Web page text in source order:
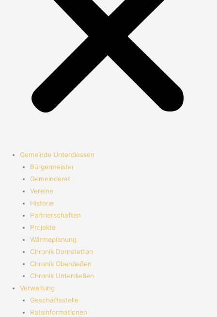
Gemeinde Unterdiessen
Bürgermeister
Gemeinderat
Vereine
Historie
Partnerschaften
Projekte
Wärmeplanung
Chronik Dornstetten
Chronik Oberdießen
Chronik Unterdießen
Verwaltung
Geschäftsstelle
Ratsinformationen